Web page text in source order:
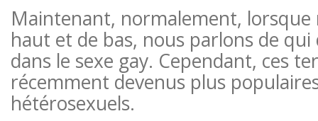
Maintenant, normalement, lorsque
haut et de bas, nous parlons de
dans le sexe gay. Cependant, ces
récemment devenus plus
hétérosexuels.